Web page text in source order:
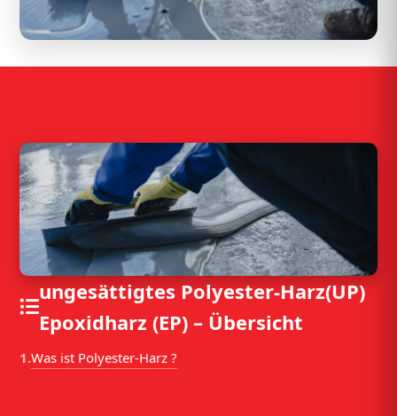
ungesättigtes Polyester-Harz(UP)
Epoxidharz (EP) – Übersicht
1.Was ist Polyester-Harz ?
Betonstabstahl
Betonwerkstein
Bims
Biorock
Bitumen
Blaehschiefer
Blaehton
Blei 1